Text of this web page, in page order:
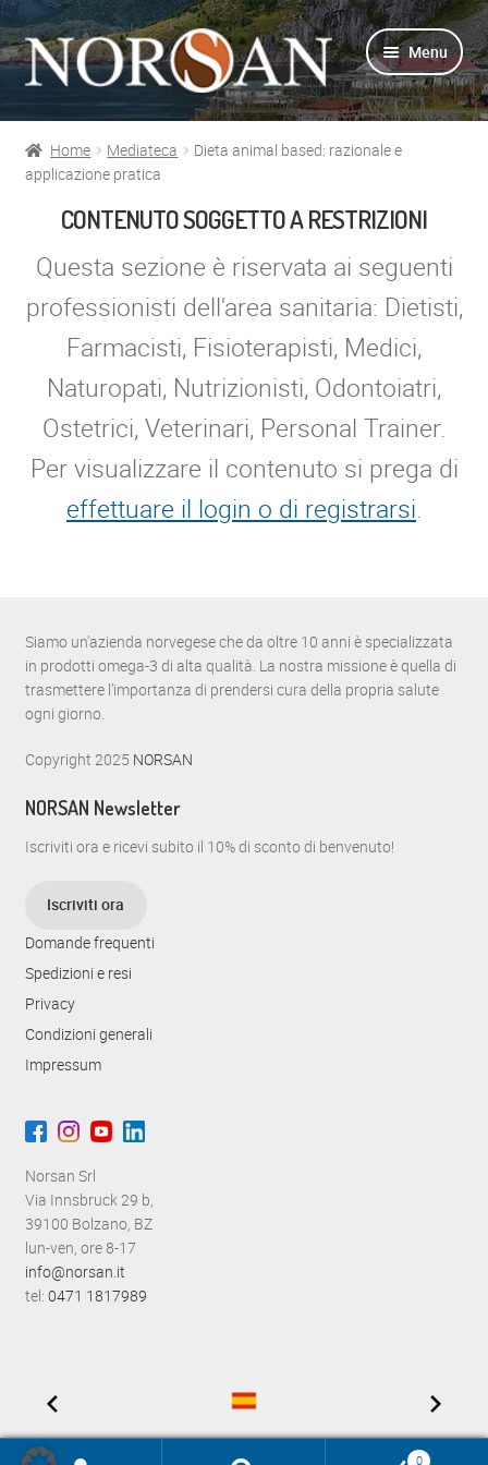
Vai
alla
navigazione
Vai
al
contenuto
Menu
Shop
Info prodotti
Azienda
Supporto
Per Esperti
Home Mediateca
Dieta animal based: razionale e
applicazione pratica
CONTENUTO SOGGETTO A RESTRIZIONI
Questa sezione è riservata ai seguenti
professionisti dell'area sanitaria: Dietisti,
Farmacisti, Fisioterapisti, Medici,
Naturopati, Nutrizionisti, Odontoiatri,
Ostetrici, Veterinari, Personal Trainer.
Per visualizzare il contenuto si prega di
effettuare il login o di registrarsi.
Siamo un’azienda norvegese che da oltre 10 anni è specializzata
in prodotti omega-3 di alta qualità. La nostra missione è quella di
trasmettere l’importanza di prendersi cura della propria salute
ogni giorno.
Copyright 2025 NORSAN
NORSAN Newsletter
Iscriviti ora e ricevi subito il 10% di sconto di benvenuto!
Iscriviti ora
Domande frequenti
Spedizioni e resi
Privacy
Condizioni generali
Impressum
Norsan Srl
Via Innsbruck 29 b,
39100 Bolzano, BZ
lun-ven, ore 8-17
info@norsan.it
tel: 0471 1817989
0